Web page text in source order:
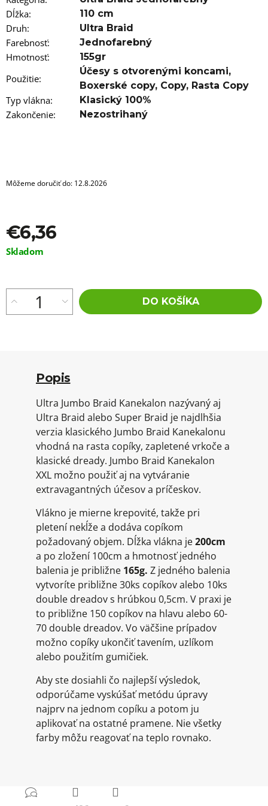
Dĺžka: 110 cm
Druh: Ultra Braid
Farebnosť: Jednofarebný
Hmotnosť: 155gr
Použitie:
Účesy s otvorenými koncami,
Boxerské copy, Copy, Rasta Copy
Typ vlákna: Klasický 100%
Zakončenie: Nezostrihaný
Môžeme doručiť do: 12.8.2026
€6,36
Jednotková
Skladom
DO KOŠÍKA
Popis
Ultra Jumbo Braid Kanekalon nazývaný aj
Ultra Braid alebo Super Braid je najdlhšia
verzia klasického Jumbo Braid Kanekalonu
vhodná na rasta copíky, zapletené vrkoče a
klasické dready. Jumbo Braid Kanekalon
XXL možno použiť aj na vytváranie
extravagantných účesov a príčeskov.
Vlákno je mierne krepovité, takže pri
pletení nekĺže a dodáva copíkom
požadovaný objem. Dĺžka vlákna je200cm
a po zložení 100cm a hmotnosť jedného
balenia je približne 165g. Z jedného balenia
vytvoríte približne 30ks copíkov alebo 10ks
double dreadov s hrúbkou 0,5cm. V praxi je
to približne 150 copíkov na hlavu alebo 60-
70 double dreadov. Vo väčšine prípadov
možno copíky ukončiť tavením, uzlíkom
alebo použitím gumičiek.
Aby ste dosiahli čo najlepší výsledok,
odporúčame vyskúšať metódu úpravy
najprv na jednom copíku a potom ju
aplikovať na ostatné pramene. Nie všetky
farby môžu reagovať na teplo rovnako.
m
100%
EZ
FR-
BLACK/D-
PINK